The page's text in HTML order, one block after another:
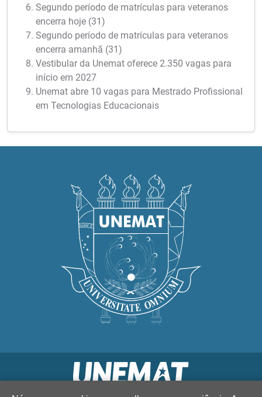
Segundo período de matrículas para veteranos
encerra hoje (31)
Segundo período de matrículas para veteranos
encerra amanhã (31)
Vestibular da Unemat oferece 2.350 vagas para
início em 2027
Unemat abre 10 vagas para Mestrado Profissional
em Tecnologias Educacionais